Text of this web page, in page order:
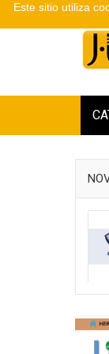
Este sitio utiliza